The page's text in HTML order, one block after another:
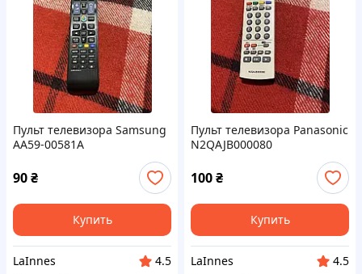
Пульт телевизора Samsung
AA59-00581A
90₴
Купить
LaInnes
4.5
Пульт телевизора Panasonic
N2QAJB000080
100₴
Купить
LaInnes
4.5